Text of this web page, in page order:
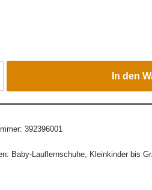
In den
392396001
Baby-Lauflernschuhe, Kleinkinder bis